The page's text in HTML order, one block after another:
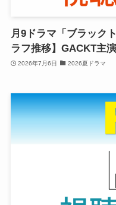
月9ドラマ「ブラック
ラフ推移】GACKT主
2026年7月6日 2026夏ドラマ